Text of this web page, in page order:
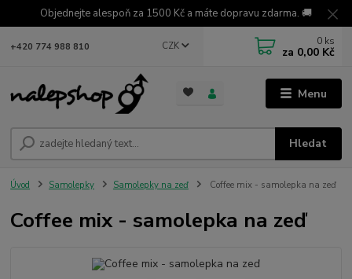
Objednejte alespoň za 1500 Kč a máte dopravu zdarma. 🚚
Menu
CZK
Hledat
+420 774 988 810 0 ks
za 0,00 Kč
Úvod Samolepky Samolepky na zeď Coffee mix - samolepka na zeď
Coffee mix - samolepka na zeď